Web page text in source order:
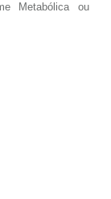
Metabólica ou